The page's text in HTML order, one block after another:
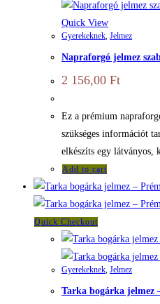
Quick View
Gyerekeknek, Jelmez
Napraforgó jelmez
2 156,00 Ft
Ez a prémium
szükséges információt
elkészíts egy látványos,
Add to cart
Quick Checkout
Gyerekeknek, Jelmez
Tarka bogárka jelmez